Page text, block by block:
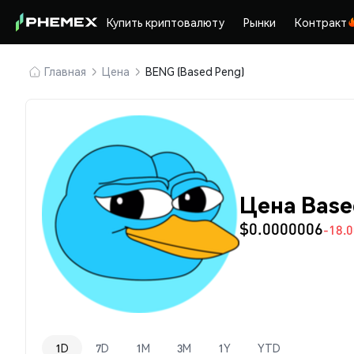
Купить криптовалюту Рынки Контракт
Главная Цена BENG (Based Peng)
Цена
$0.0000006-
1D 7D 1M 3M 1Y YTD